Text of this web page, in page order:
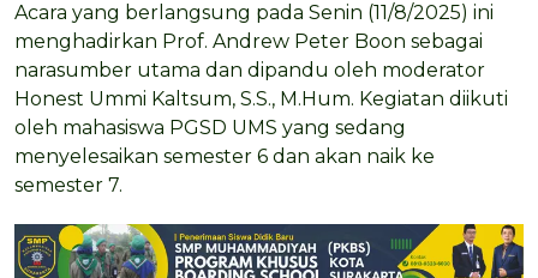
Acara yang berlangsung pada Senin (11/8/2025) ini
menghadirkan Prof. Andrew Peter Boon sebagai
narasumber utama dan dipandu oleh moderator
Honest Ummi Kaltsum, S.S., M.Hum. Kegiatan diikuti
oleh mahasiswa PGSD UMS yang sedang
menyelesaikan semester 6 dan akan naik ke
semester 7.